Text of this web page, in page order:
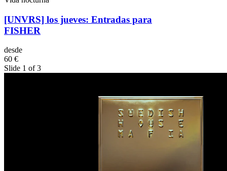
[UNVRS] los jueves: Entradas para
FISHER
desde
60 €
Slide 1 of 3